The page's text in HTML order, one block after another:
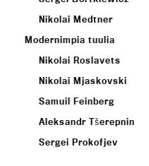
Nikolai Medtner
Modernimpia tuulia
Nikolai Roslavets
Nikolai Mjaskovski
Samuil Feinberg
Aleksandr Tšerepnin
Sergei Prokofjev